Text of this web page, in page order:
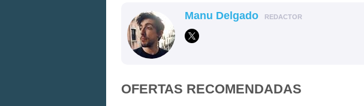
Manu Delgado REDACTOR
OFERTAS RECOMENDADAS